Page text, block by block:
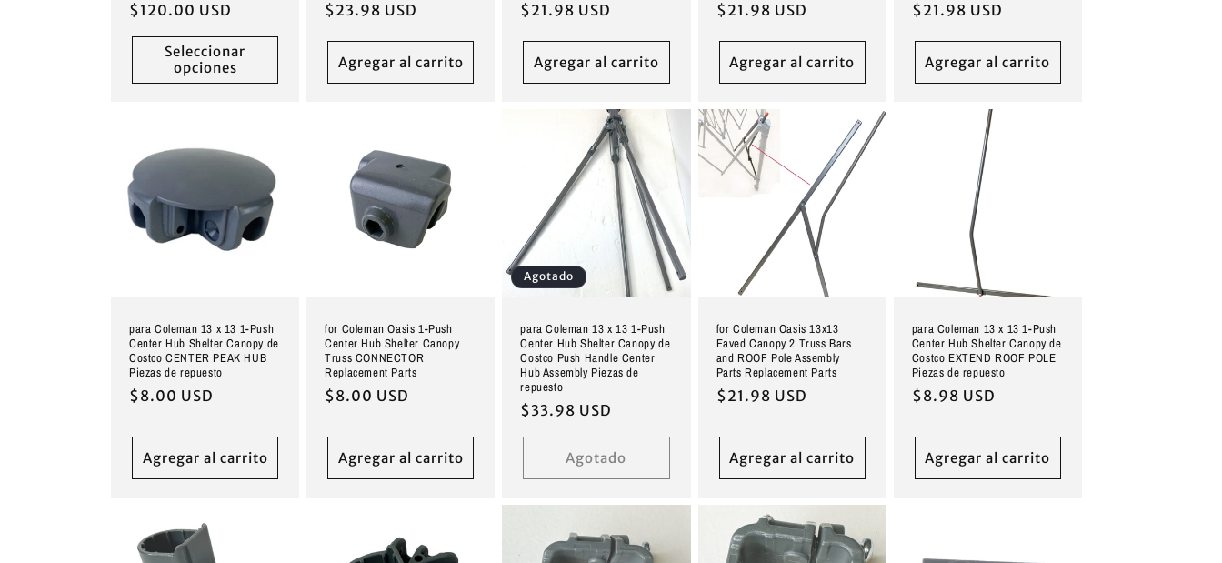
Precio
habitual
$120.00 USD
Seleccionar
opciones
Precio
$23.98 USD
Agregar al carrito
Precio
$21.98 USD
Agregar al carrito
Precio
$21.98 USD
Agregar al carrito
Precio
$21.98 USD
Agregar al carrito
para Coleman 13 x 13 1-Push
Center Hub Shelter Canopy de
Costco CENTER PEAK HUB
Piezas de repuesto
Precio
$8.00 USD
Agregar al carrito
for Coleman Oasis 1-Push
Center Hub Shelter Canopy
Truss CONNECTOR
Replacement Parts
Precio
$8.00 USD
Agregar al carrito
Agotado
para Coleman 13 x 13 1-Push
Center Hub Shelter Canopy de
Costco Push Handle Center
Hub Assembly Piezas de
repuesto
Precio
habitual
$33.98 USD
Agotado
for Coleman Oasis 13x13
Eaved Canopy 2 Truss Bars
and ROOF Pole Assembly
Parts Replacement Parts
Precio
$21.98 USD
Agregar al carrito
para Coleman 13 x 13 1-Push
Center Hub Shelter Canopy de
Costco EXTEND ROOF POLE
Piezas de repuesto
Precio
$8.98 USD
Agregar al carrito